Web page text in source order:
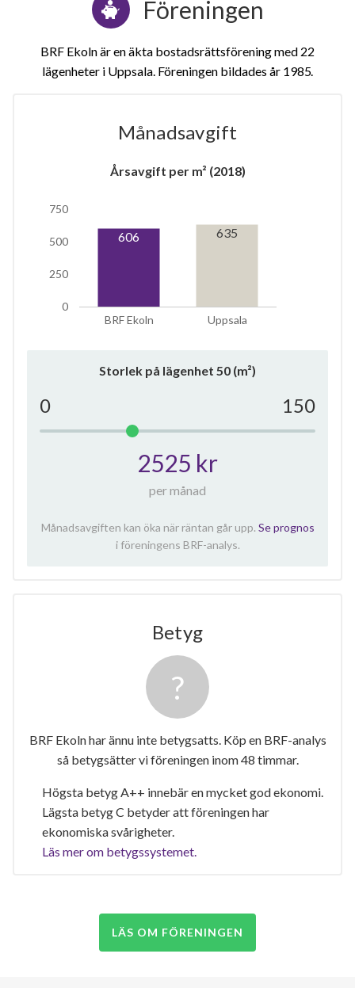
lägenhet
Föreningen
BRF Ekoln är en äkta bostadsrättsförening med 22
lägenheter i Uppsala. Föreningen bildades år 1985
Månadsavgift
Årsavgift per m² (2018)
BRF Ekoln Uppsala
0
250
500
750
606 635
Storlek på lägenhet 50 (m²)
0 150
2525 kr
per månad
Månadsavgiften kan öka när räntan går upp. Se prognos
i föreningens BRF-analys.
Betyg
BRF Ekoln har ännu inte betygsatts. Köp en BRF-analys
så betygsätter vi föreningen inom 48 timmar.
Högsta betyg A++ innebär en mycket god ekonomi.
Lägsta betyg C betyder att föreningen har
ekonomiska svårigheter.
Läs mer om betygssystemet.
LÄS OM FÖRENINGEN